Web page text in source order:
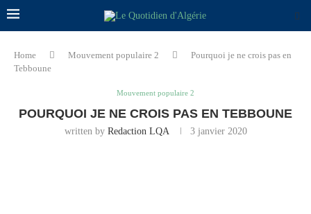
Home Mouvement populaire 2
Pourquoi je ne crois pas en
Tebboune
Mouvement populaire 2
POURQUOI JE NE CROIS PAS EN TEBBOUNE
written by Redaction LQA 3 janvier 2020